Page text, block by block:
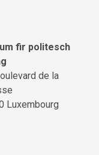
fir politesch
de la
Luxembourg